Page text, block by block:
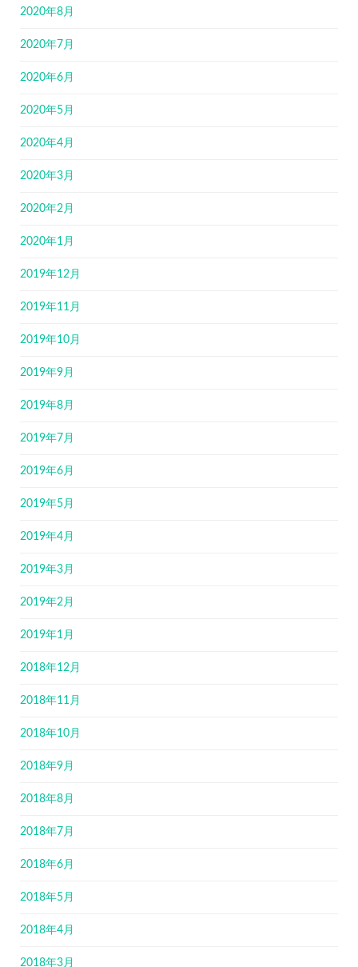
2020年8月
2020年7月
2020年6月
2020年5月
2020年4月
2020年3月
2020年2月
2020年1月
2019年12月
2019年11月
2019年10月
2019年9月
2019年8月
2019年7月
2019年6月
2019年5月
2019年4月
2019年3月
2019年2月
2019年1月
2018年12月
2018年11月
2018年10月
2018年9月
2018年8月
2018年7月
2018年6月
2018年5月
2018年4月
2018年3月